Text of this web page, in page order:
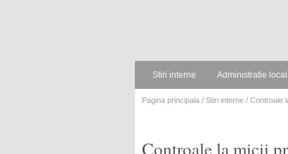
Stiri interne Administratie
Pagina principala / Stiri interne / Controale
Controale la micii